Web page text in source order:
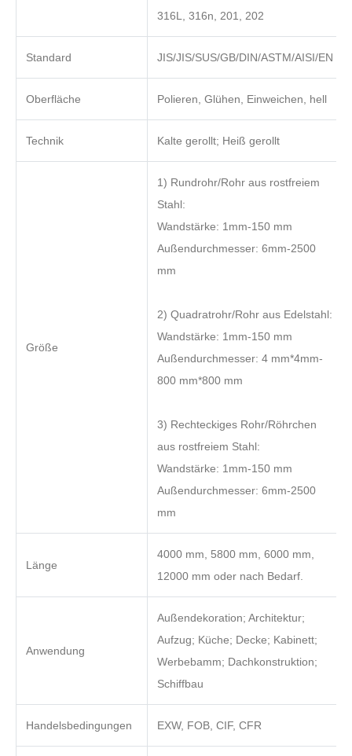
316L, 316n, 201, 202
Standard JIS/JIS/SUS/GB/DIN/ASTM/AISI/EN
Oberfläche Polieren, Glühen, Einweichen, hell
Technik Kalte gerollt; Heiß gerollt
Größe
1) Rundrohr/Rohr aus rostfreiem
Stahl:
Wandstärke: 1mm-150 mm
Außendurchmesser: 6mm-2500
mm
2) Quadratrohr/Rohr aus Edelstahl:
Wandstärke: 1mm-150 mm
Außendurchmesser: 4 mm*4mm-
800 mm*800 mm
3) Rechteckiges Rohr/Röhrchen
aus rostfreiem Stahl:
Wandstärke: 1mm-150 mm
Außendurchmesser: 6mm-2500
mm
Länge
4000 mm, 5800 mm, 6000 mm,
12000 mm oder nach Bedarf.
Anwendung
Außendekoration; Architektur;
Aufzug; Küche; Decke; Kabinett;
Werbebamm; Dachkonstruktion;
Schiffbau
Handelsbedingungen EXW, FOB, CIF, CFR